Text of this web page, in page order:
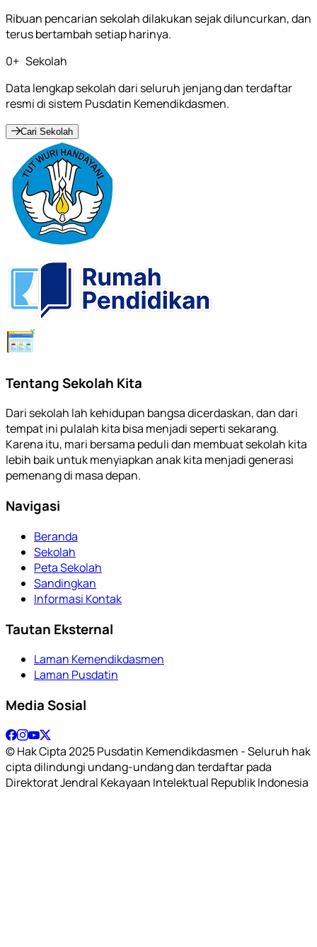
Ribuan pencarian sekolah dilakukan sejak diluncurkan, dan
terus bertambah setiap harinya.
0+ Sekolah
Data lengkap sekolah dari seluruh jenjang dan terdaftar
resmi di sistem Pusdatin Kemendikdasmen.
Cari Sekolah
Tentang Sekolah Kita
Dari sekolah lah kehidupan bangsa dicerdaskan, dan dari
tempat ini pulalah kita bisa menjadi seperti sekarang.
Karena itu, mari bersama peduli dan membuat sekolah kita
lebih baik untuk menyiapkan anak kita menjadi generasi
pemenang di masa depan.
Navigasi
Beranda
Sekolah
Peta Sekolah
Sandingkan
Informasi Kontak
Tautan Eksternal
Laman Kemendikdasmen
Laman Pusdatin
Media Sosial
© Hak Cipta 2025 Pusdatin Kemendikdasmen - Seluruh hak
cipta dilindungi undang-undang dan terdaftar pada
Direktorat Jendral Kekayaan Intelektual Republik Indonesia